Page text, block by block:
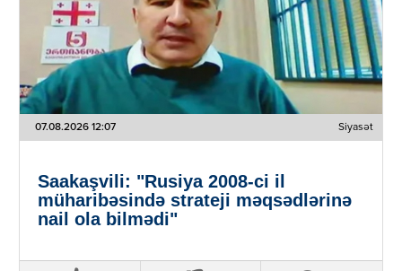
07.08.2026 12:07 Siyasət
Saakaşvili: "Rusiya 2008-ci il
müharibəsində strateji məqsədlərinə
nail ola bilmədi"